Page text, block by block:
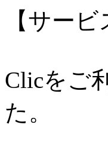
【サー
Clicをご
た。